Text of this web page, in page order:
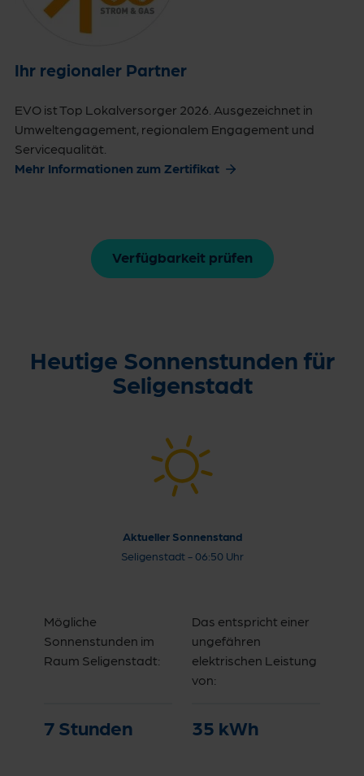
Ihr regionaler Partner
EVO ist Top Lokalversorger 2026. Ausgezeichnet in
Umweltengagement, regionalem Engagement und
Servicequalität.
Mehr Informationen zum Zertifikat
Verfügbarkeit prüfen
Heutige Sonnenstunden für
Seligenstadt
Aktueller Sonnenstand
Seligenstadt- 06:50 Uhr
Mögliche
Sonnenstunden im
Raum Seligenstadt:
7 Stunden
Das entspricht einer
ungefähren
elektrischen Leistung
von:
35 kWh